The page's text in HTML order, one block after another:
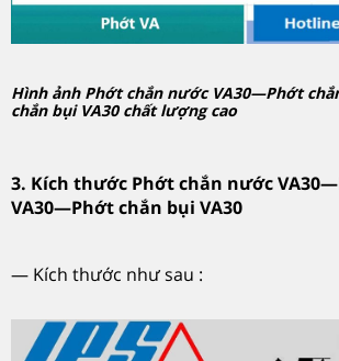
Hình ảnh Phớt chắn nước VA30—Phớt
chắn bụi VA30 chất lượng cao
3. Kích thước Phớt chắn nước
VA30—Phớt chắn bụi VA30
— Kích thước như sau :